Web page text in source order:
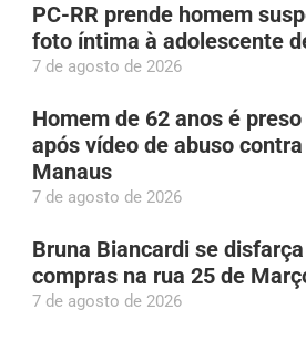
PC-RR prende homem
foto íntima à adolescente
7 de agosto de 2026
Homem de 62 anos é
após vídeo de abuso
Manaus
7 de agosto de 2026
Bruna Biancardi se
compras na rua 25 de
7 de agosto de 2026